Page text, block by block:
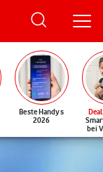
Beste Handys
2026
Deal
bei